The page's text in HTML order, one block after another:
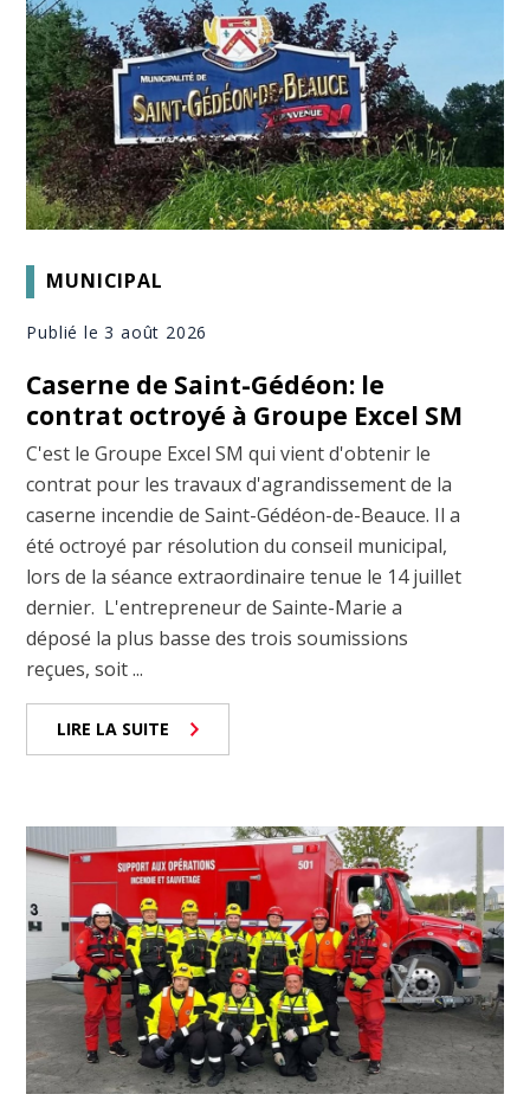
MUNICIPAL
Publié le 3 août 2026
Caserne de Saint-Gédéon: le
contrat octroyé à Groupe Excel SM
C'est le Groupe Excel SM qui vient d'obtenir le
contrat pour les travaux d'agrandissement de la
caserne incendie de Saint-Gédéon-de-Beauce. Il a
été octroyé par résolution du conseil municipal,
lors de la séance extraordinaire tenue le 14 juillet
dernier. L'entrepreneur de Sainte-Marie a
déposé la plus basse des trois soumissions
reçues, soit ...
LIRE LA SUITE